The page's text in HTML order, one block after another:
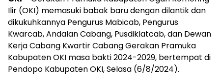
Ilir (OKI) memasuki babak baru dengan dilantik dan
dikukuhkannya Pengurus Mabicab, Pengurus
Kwarcab, Andalan Cabang, Pusdiklatcab, dan Dewan
Kerja Cabang Kwartir Cabang Gerakan Pramuka
Kabupaten OKI masa bakti 2024-2029, bertempat di
Pendopo Kabupaten OKI, Selasa (6/8/2024).